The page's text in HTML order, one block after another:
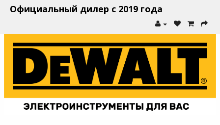
Официальный дилер с 2019 года